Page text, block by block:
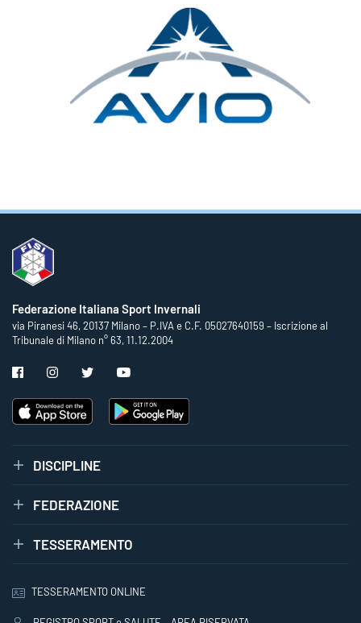
Federazione Italiana Sport Invernali
via Piranesi 46, 20137 Milano – P.IVA e C.F. 05027640159 – Iscrizione al
Tribunale di Milano n° 63, 11.12.2004
DISCIPLINE
FEDERAZIONE
TESSERAMENTO
TESSERAMENTO ONLINE